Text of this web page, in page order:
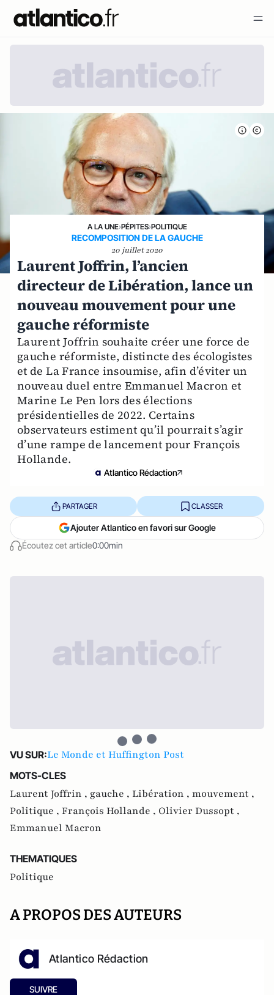
A LA UNE›PÉPITES›POLITIQUE
RECOMPOSITION DE LA GAUCHE
20 juillet 2020
Laurent Joffrin, l’ancien
directeur de Libération, lance un
nouveau mouvement pour une
gauche réformiste
Laurent Joffrin souhaite créer une force de
gauche réformiste, distincte des écologistes
et de La France insoumise, afin d’éviter un
nouveau duel entre Emmanuel Macron et
Marine Le Pen lors des élections
présidentielles de 2022. Certains
observateurs estiment qu’il pourrait s’agir
d’une rampe de lancement pour François
Hollande.
Atlantico Rédaction
Écoutez cet article0:00min
PARTAGER CLASSER
Ajouter Atlantico en favori sur Google
VU SUR:Le Monde et Huffington Post
MOTS-CLES
Laurent Joffrin , gauche , Libération , mouvement ,
Politique , François Hollande , Olivier Dussopt ,
Emmanuel Macron
THEMATIQUES
Politique
A PROPOS DES AUTEURS
Atlantico Rédaction
SUIVRE